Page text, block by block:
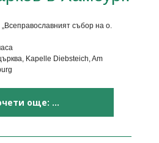
събор на о.
Kapelle Diebsteich, Am
още: ...